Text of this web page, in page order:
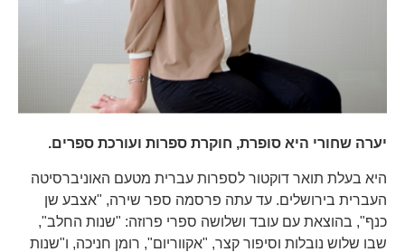
יערה שחורי היא סופרת, חוקרת ספרות ועורכת ספרים.
היא בעלת תואר דוקטור לספרות עברית מטעם האוניברסיטה
העברית בירושלים. עד עתה פרסמה ספר שירה, "אצבע שן
כנף", בהוצאת עם עובד ושלושה ספרי פרוזה: "שנות החלב",
שבו שלוש נובלות וסיפור קצר, "אקווריום", רומן חניכה, ו"שנות